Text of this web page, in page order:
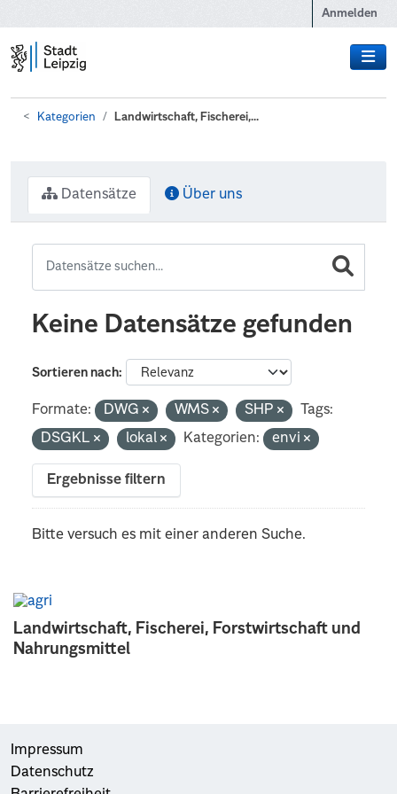
Anmelden
Kategorien Landwirtschaft, Fischerei,...
Landwirtschaft, Fischerei, Forstwirtschaft und
Nahrungsmittel
Datensätze Über uns
Keine Datensätze gefunden
Sortieren nach
Formate: DWG WMS SHP
Tags:
DSGKL
lokal Kategorien: envi
Ergebnisse filtern
Bitte versuch es mit einer anderen Suche.
Impressum
Datenschutz